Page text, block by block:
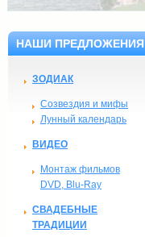
НАШИ ПРЕДЛОЖЕНИЯ
ЗОДИАК
Созвездия и мифы
Лунный календарь
ВИДЕО
Монтаж фильмов
DVD, Blu-Ray
СВАДЕБНЫЕ
ТРАДИЦИИ